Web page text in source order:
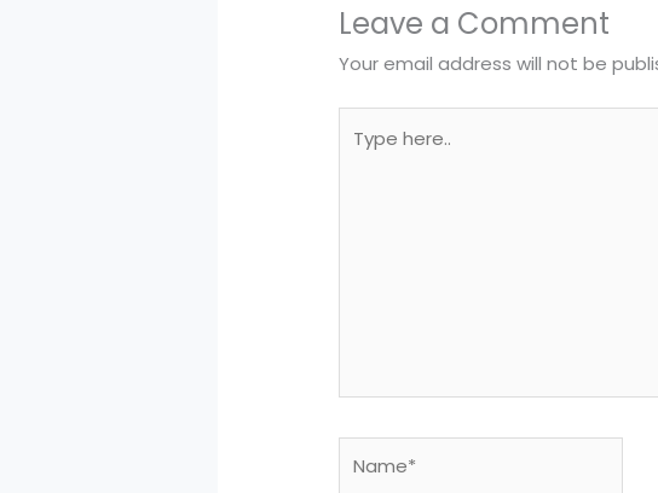
Leave a Comment
Your email address will not be
here..